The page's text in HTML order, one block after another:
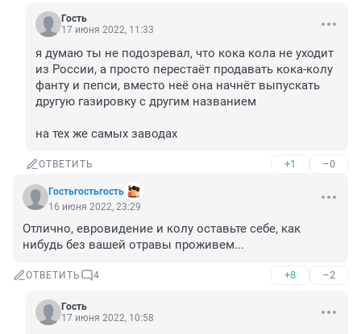
Гость
17 июня 2022, 11:33
я думаю ты не подозревал, что кока кола не уходит
из России, а просто перестаёт продавать кока-колу
фанту и пепси, вместо неё она начнёт выпускать
другую газировку с другим названием
на тех же самых заводах
ОТВЕТИТЬ +1 –0
Гостьгостьгость
16 июня 2022, 23:29
Отлично, евровидение и колу оставьте себе, как
нибудь без вашей отравы проживем...
ОТВЕТИТЬ 4 +8 –2
Гость
17 июня 2022, 10:58